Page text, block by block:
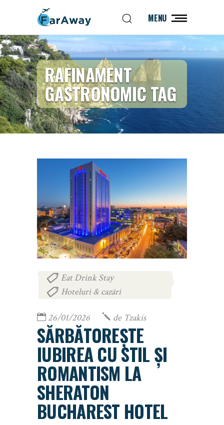
MENU
RAFINAMENT
GASTRONOMIC TAG
Eat Drink Stay
Hoteluri & cazări
26/01/2026 de Tzakis
SĂRBĂTOREȘTE
IUBIREA CU STIL ȘI
ROMANTISM LA
SHERATON
BUCHAREST HOTEL